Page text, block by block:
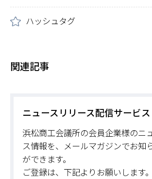
ハッシュタグ
関連記事
ニュースリリース配信サービス
浜松商工会議所の会員企業様のニ
ス情報を、メールマガジンでお知
ができます。
ご登録は、下記よりお願いします。